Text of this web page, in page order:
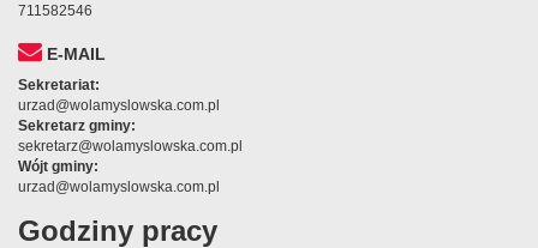
711582546
E-MAIL
Sekretariat:
urzad@wolamyslowska.com.pl
Sekretarz gminy:
sekretarz@wolamyslowska.com.pl
Wójt gminy:
urzad@wolamyslowska.com.pl
Godziny pracy